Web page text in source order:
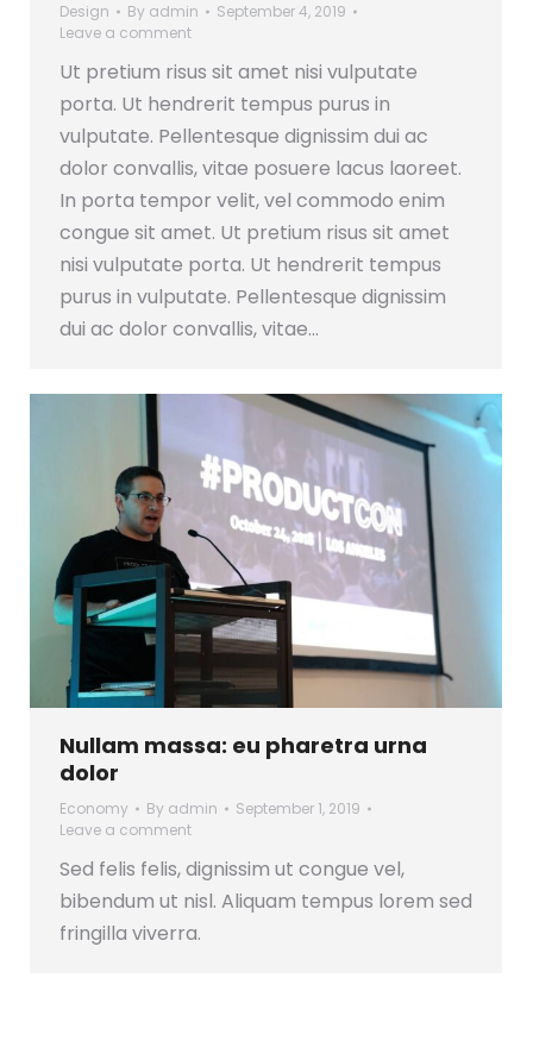
Design By admin
September 4, 2019
Leave a comment
Ut pretium risus sit amet nisi vulputate
porta. Ut hendrerit tempus purus in
vulputate. Pellentesque dignissim dui ac
dolor convallis, vitae posuere lacus laoreet.
In porta tempor velit, vel commodo enim
congue sit amet. Ut pretium risus sit amet
nisi vulputate porta. Ut hendrerit tempus
purus in vulputate. Pellentesque dignissim
dui ac dolor convallis, vitae…
Nullam massa: eu pharetra urna
dolor
Economy By admin
September 1, 2019
Leave a comment
Sed felis felis, dignissim ut congue vel,
bibendum ut nisl. Aliquam tempus lorem sed
fringilla viverra.